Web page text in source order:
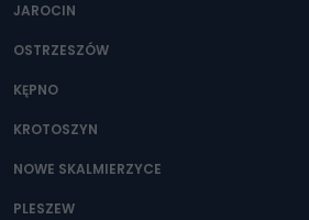
JAROCIN
OSTRZESZÓW
KĘPNO
KROTOSZYN
NOWE SKALMIERZYCE
PLESZEW